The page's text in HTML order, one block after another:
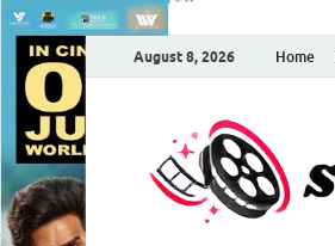
August 8, 2026 Home